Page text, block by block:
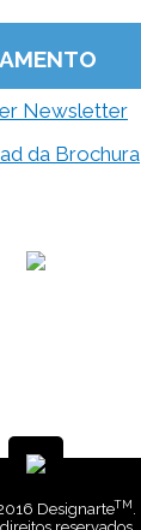
Newsletter
da Brochura
DesignarteTM.